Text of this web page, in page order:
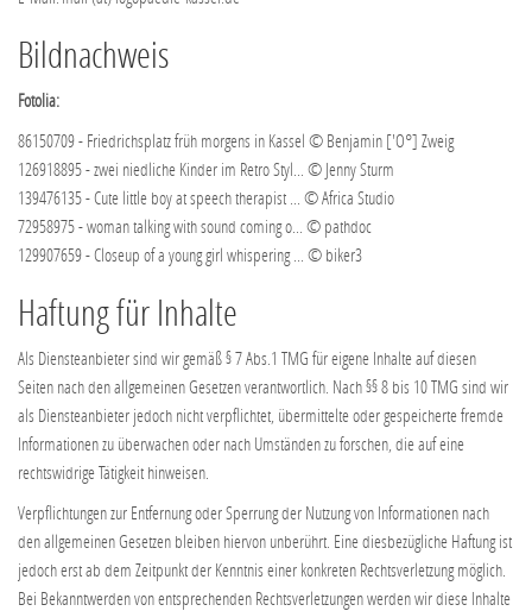
Bildnachweis
Fotolia:
86150709 - Friedrichsplatz früh morgens in Kassel © Benjamin ['O°] Zweig
126918895 - zwei niedliche Kinder im Retro Styl... © Jenny Sturm
139476135 - Cute little boy at speech therapist ... © Africa Studio
72958975 - woman talking with sound coming o... © pathdoc
129907659 - Closeup of a young girl whispering ... © biker3
Haftung für Inhalte
Als Diensteanbieter sind wir gemäß § 7 Abs.1 TMG für eigene Inhalte auf diesen
Seiten nach den allgemeinen Gesetzen verantwortlich. Nach §§ 8 bis 10 TMG sind wir
als Diensteanbieter jedoch nicht verpflichtet, übermittelte oder gespeicherte fremde
Informationen zu überwachen oder nach Umständen zu forschen, die auf eine
rechtswidrige Tätigkeit hinweisen.
Verpflichtungen zur Entfernung oder Sperrung der Nutzung von Informationen nach
den allgemeinen Gesetzen bleiben hiervon unberührt. Eine diesbezügliche Haftung ist
jedoch erst ab dem Zeitpunkt der Kenntnis einer konkreten Rechtsverletzung möglich.
Bei Bekanntwerden von entsprechenden Rechtsverletzungen werden wir diese Inhalte